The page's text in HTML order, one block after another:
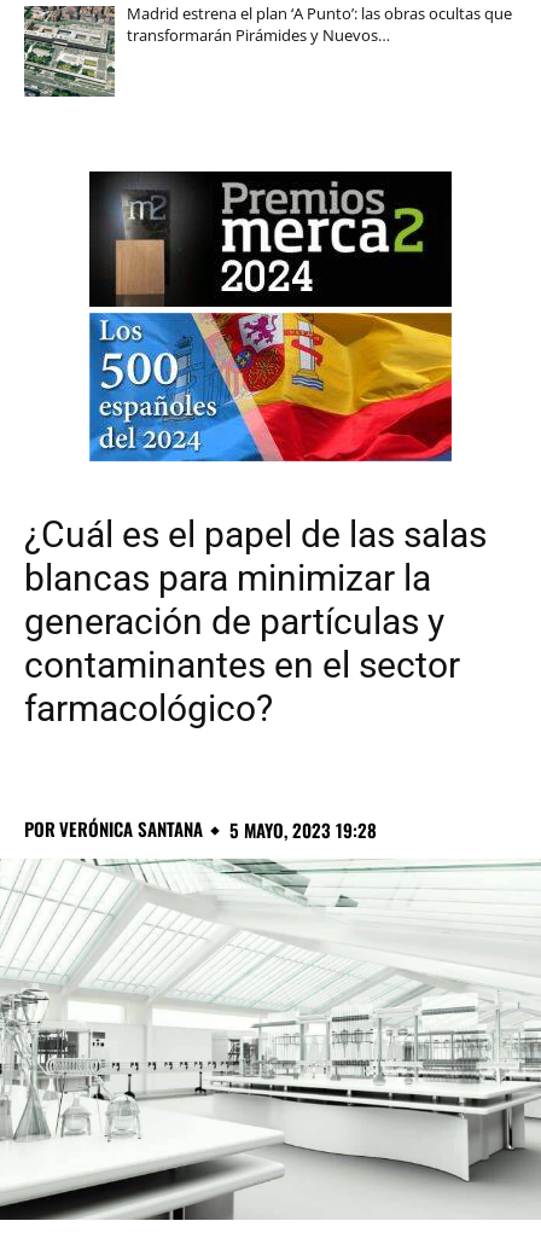
Madrid estrena el plan ‘A Punto’: las obras ocultas que
transformarán Pirámides y Nuevos…
¿Cuál es el papel de las salas
blancas para minimizar la
generación de partículas y
contaminantes en el sector
farmacológico?
PORVERÓNICA SANTANA 5 MAYO, 2023 19:28